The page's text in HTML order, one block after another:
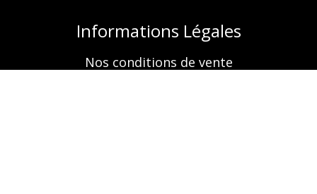
Informations Légales
Nos conditions de vente